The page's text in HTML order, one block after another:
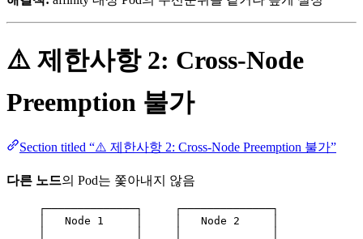
⚠️ 제한사항 2: Cross-Node
Preemption 불가
Section titled “⚠️ 제한사항 2: Cross-Node Preemption 불가”
다른 노드의 Pod는 쫓아내지 않음
┌──────────────┐     ┌──────────────┐
│   Node 1     │     │   Node 2     │